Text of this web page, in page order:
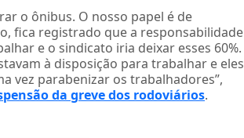
o ônibus. O nosso papel é de
fica registrado que a responsabilidade
e o sindicato iria deixar esses 60%.
à disposição para trabalhar e eles
vez parabenizar os trabalhadores”,
da greve dos rodoviários.